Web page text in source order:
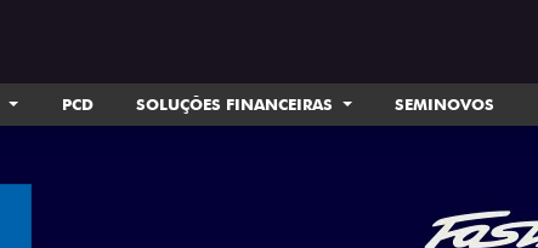
PCD SOLUÇÕES FINANCEIRAS SEMINOVOS